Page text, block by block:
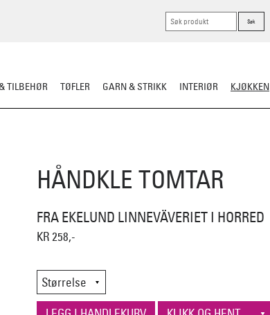
TILBEHØR TØFLER GARN & STRIKK INTERIØR KJØKKEN
HÅNDKLE TOMTAR
FRA EKELUND LINNEVÄVERIET I HORRED
KR 258,-